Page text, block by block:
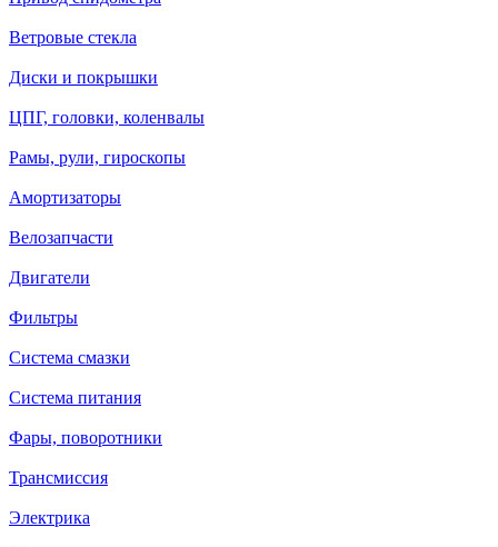
Ветровые стекла
Диски и покрышки
ЦПГ, головки, коленвалы
Рамы, рули, гироскопы
Амортизаторы
Велозапчасти
Двигатели
Фильтры
Система смазки
Система питания
Фары, поворотники
Трансмиссия
Электрика